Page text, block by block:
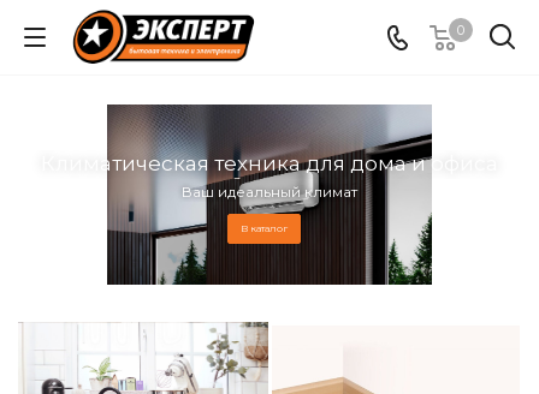
0
Климатическая техника для дома и офиса
Ваш идеальный климат
В каталог